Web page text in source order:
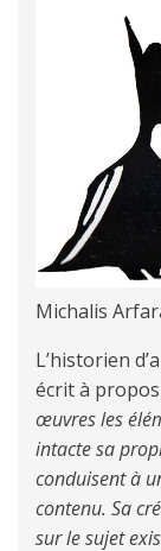
Michalis
L’historien
écrit à propos
œuvres les
intacte sa
conduisent à
contenu. Sa
sur le sujet